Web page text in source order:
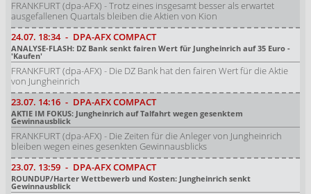
FRANKFURT (dpa-AFX) - Trotz eines insgesamt besser als erwartet
ausgefallenen Quartals bleiben die Aktien von Kion
24.07. 18:34 - DPA-AFX COMPACT
ANALYSE-FLASH: DZ Bank senkt fairen Wert für Jungheinrich auf 35 Euro -
'Kaufen'
FRANKFURT (dpa-AFX) - Die DZ Bank hat den fairen Wert für die Aktie
von Jungheinrich
23.07. 14:16 - DPA-AFX COMPACT
AKTIE IM FOKUS: Jungheinrich auf Talfahrt wegen gesenktem
Gewinnausblick
FRANKFURT (dpa-AFX) - Die Zeiten für die Anleger von Jungheinrich
bleiben wegen eines gesenkten Gewinnausblicks
23.07. 13:59 - DPA-AFX COMPACT
ROUNDUP/Harter Wettbewerb und Kosten: Jungheinrich senkt
Gewinnausblick